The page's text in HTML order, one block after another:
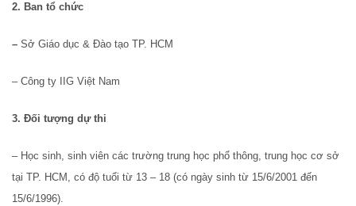
2. Ban tổ chức
– Sở Giáo dục & Đào tạo TP. HCM
– Công ty IIG Việt Nam
3. Đối tượng dự thi
– Học sinh, sinh viên các trường trung học phổ thông, trung học cơ sở
tại TP. HCM, có độ tuổi từ 13 – 18 (có ngày sinh từ 15/6/2001 đến
15/6/1996).